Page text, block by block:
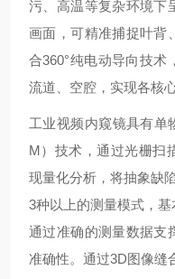
污、高温等复杂环境下
画面，可精准捕捉叶背
合360°纯电动导向技术
流道、空腔，实现各核
工业视频内窥镜具有单
M）技术，通过光栅扫
现量化分析，将抽象缺
3种以上的测量模式，
通过准确的测量数据支
准确性。通过3D图像缝